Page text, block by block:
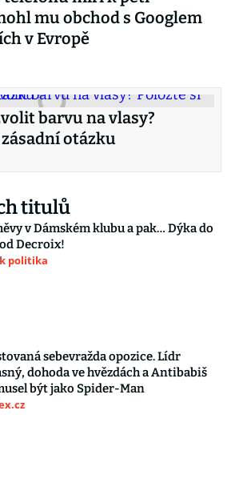
mu obchod s Googlem
v Evropě
barvu na vlasy?
otázku
titulů
v Dámském klubu a pak… Dýka do
Decroix!
politika
sebevražda opozice. Lídr
dohoda ve hvězdách a Antibabiš
být jako Spider-Man